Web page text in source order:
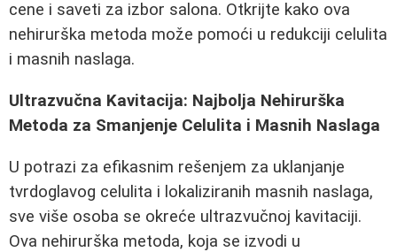
cene i saveti za izbor salona. Otkrijte kako ova
nehirurška metoda može pomoći u redukciji celulita
i masnih naslaga.
Ultrazvučna Kavitacija: Najbolja Nehirurška
Metoda za Smanjenje Celulita i Masnih Naslaga
U potrazi za efikasnim rešenjem za uklanjanje
tvrdoglavog celulita i lokaliziranih masnih naslaga,
sve više osoba se okreće ultrazvučnoj kavitaciji.
Ova nehirurška metoda, koja se izvodi u